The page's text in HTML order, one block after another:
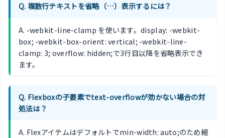
Q. 複数行テキストを省略（…）表示するには？
A. -webkit-line-clamp を使います。display: -webkit-
box; -webkit-box-orient: vertical; -webkit-line-
clamp: 3; overflow: hidden;で3行目以降を省略表示でき
ます。
Q. Flexboxの子要素でtext-overflowが効かない場合の対
処法は？
A. Flexアイテムはデフォルトでmin-width: auto;のため縮